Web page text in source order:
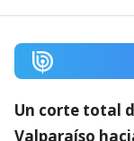
Un corte total
Valparaíso